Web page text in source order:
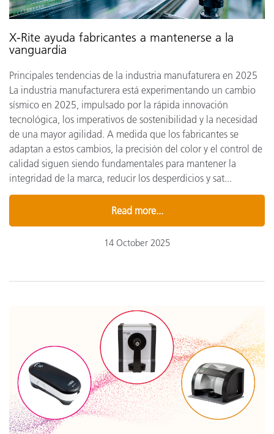
X-Rite ayuda fabricantes a mantenerse a la
vanguardia
Principales tendencias de la industria manufaturera en 2025
La industria manufacturera está experimentando un cambio
sísmico en 2025, impulsado por la rápida innovación
tecnológica, los imperativos de sostenibilidad y la necesidad
de una mayor agilidad. A medida que los fabricantes se
adaptan a estos cambios, la precisión del color y el control de
calidad siguen siendo fundamentales para mantener la
integridad de la marca, reducir los desperdicios y sat...
Read more...
14 October 2025